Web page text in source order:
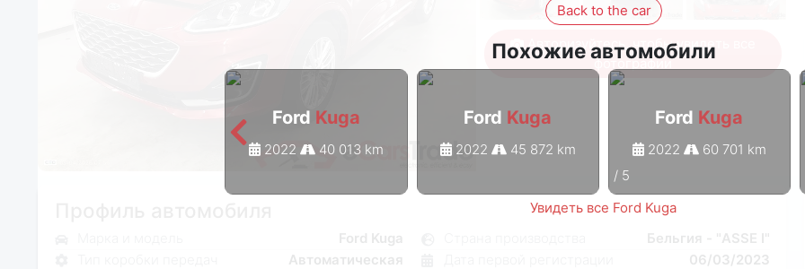
Back to the car
Похожие автомобили
Ford Kuga
2022 40 013 km
Ford Kuga
2022 45 872 km
Ford Kuga
2022 60 701 km
/ 5
Увидеть все Ford Kuga
Авторизуйтесь, чтобы увидеть все
фотографии
Ford Kuga
Автоматическая
Бельгия - "ASSE I"
06/03/2023